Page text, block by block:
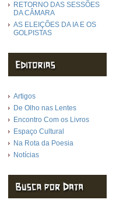
RETORNO DAS SESSÕES
DA CÂMARA
AS ELEIÇÕES DA IA E OS
GOLPISTAS
Artigos
De Olho nas Lentes
Encontro Com os Livros
Espaço Cultural
Na Rota da Poesia
Notícias